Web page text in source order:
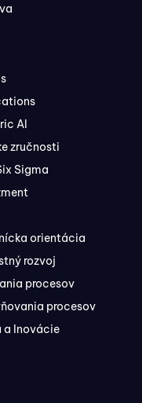
AI
zručnosti
Sigma
orientácia
rozvoj
procesov
procesov
Inovácie